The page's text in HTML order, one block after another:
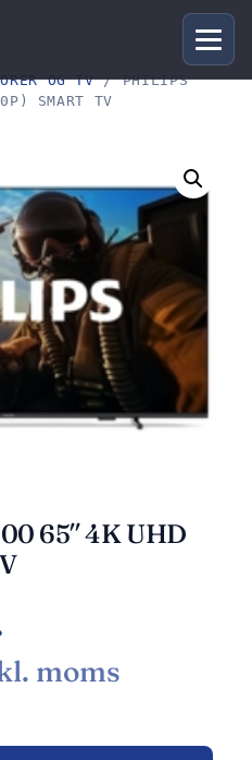
OG TV/ PHILIPS
SMART TV
65″ 4K UHD
moms